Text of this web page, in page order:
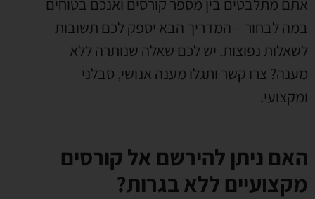
אתם מתלבטים בין מספר קורסים ואנכם בטוחים
במה לבחור – המדריך הבא יספק לכם תשובות
לשאלות נפוצות. יש לכם שאלה שנותרה ללא
מענה? צרו קשר ותגלו מענה אנושי, סבלני
ומקצועי.
האם ניתן להירשם אל קורסים
מקצועיים ללא בגרות?